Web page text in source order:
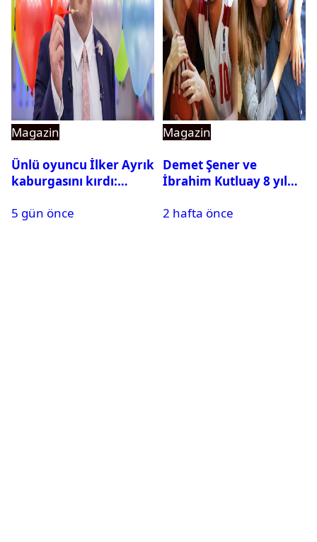
Magazin
Ünlü oyuncu İlker Ayrık
kaburgasını kırdı:
5 gün önce
Magazin
Demet Şener ve
İbrahim Kutluay 8 yıl
Ailece Yunanistan
2 hafta önce